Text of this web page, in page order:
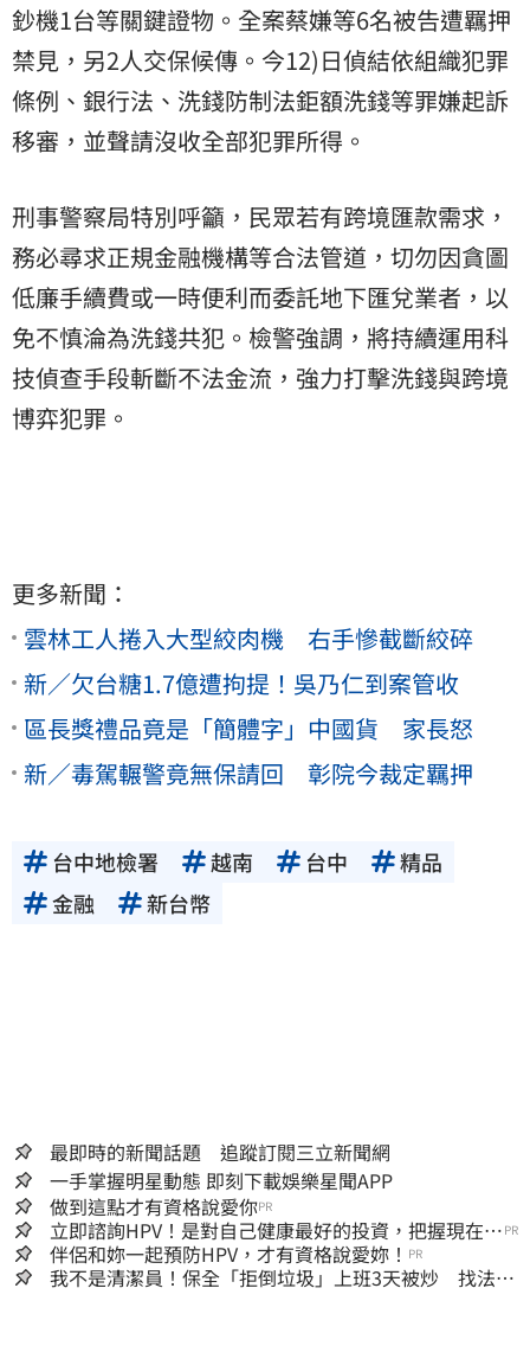
鈔機1台等關鍵證物。全案蔡嫌等6名被告遭羈押
禁見，另2人交保候傳。今12)日偵結依組織犯罪
條例、銀行法、洗錢防制法鉅額洗錢等罪嫌起訴
移審，並聲請沒收全部犯罪所得。
刑事警察局特別呼籲，民眾若有跨境匯款需求，
務必尋求正規金融機構等合法管道，切勿因貪圖
低廉手續費或一時便利而委託地下匯兌業者，以
免不慎淪為洗錢共犯。檢警強調，將持續運用科
技偵查手段斬斷不法金流，強力打擊洗錢與跨境
博弈犯罪。
更多新聞：
雲林工人捲入大型絞肉機 右手慘截斷絞碎
新／欠台糖1.7億遭拘提！吳乃仁到案管收
區長獎禮品竟是「簡體字」中國貨 家長怒
新／毒駕輾警竟無保請回 彰院今裁定羈押
台中地檢署 越南 台中
精品
金融
新台幣
最即時的新聞話題 追蹤訂閱三立新聞網
一手掌握明星動態 即刻下載娛樂星聞APP
做到這點才有資格說愛你PR
立即諮詢HPV！是對自己健康最好的投資，把握現在不
嫌晚！
PR
伴侶和妳一起預防HPV，才有資格說愛妳！ PR
我不是清潔員！保全「拒倒垃圾」上班3天被炒 找法院